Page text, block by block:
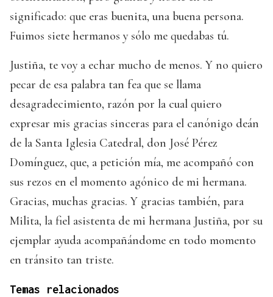
significado: que eras buenita, una buena persona.
Fuimos siete hermanos y sólo me quedabas tú.
Justiña, te voy a echar mucho de menos. Y no quiero
pecar de esa palabra tan fea que se llama
desagradecimiento, razón por la cual quiero
expresar mis gracias sinceras para el canónigo deán
de la Santa Iglesia Catedral, don José Pérez
Domínguez, que, a petición mía, me acompañó con
sus rezos en el momento agónico de mi hermana.
Gracias, muchas gracias. Y gracias también, para
Milita, la fiel asistenta de mi hermana Justiña, por su
ejemplar ayuda acompañándome en todo momento
en tránsito tan triste.
Temas relacionados